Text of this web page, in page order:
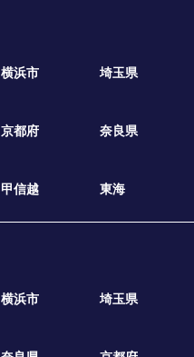
横浜市 埼玉県
京都府 奈良県
甲信越 東海
横浜市 埼玉県